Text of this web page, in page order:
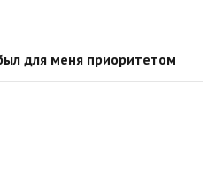
для меня приоритетом